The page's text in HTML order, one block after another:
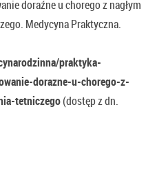
doraźne u chorego z nagłym
Medycyna Praktyczna.
praktyka-
dorazne-u-chorego-z-
tetniczego(dostęp z dn.